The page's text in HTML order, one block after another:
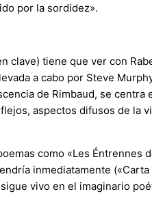
por la sordidez».
clave) tiene que ver con
a cabo por Steve
de Rimbaud, se
aspectos difusos de la
como «Les Éntrennes
inmediatamente
vivo en el imaginario